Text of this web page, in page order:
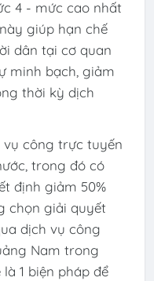
4 - mức cao nhất
giúp hạn chế
dân tại cơ quan
minh bạch, giảm
thời kỳ dịch
vụ công trực tuyến
trong đó có
định giảm 50%
chọn giải quyết
dịch vụ công
Nam trong
1 biện pháp để